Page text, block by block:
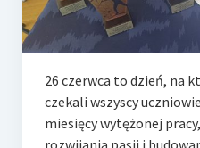
26 czerwca to dzień, na
czekali wszyscy
miesięcy wytężonej
rozwijania pasji i